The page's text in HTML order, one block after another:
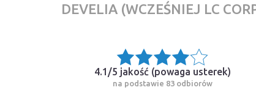
DEVELIA (WCZEŚNIEJ LC
4.1/5 jakość (powaga usterek)
na podstawie 83 odbiorów